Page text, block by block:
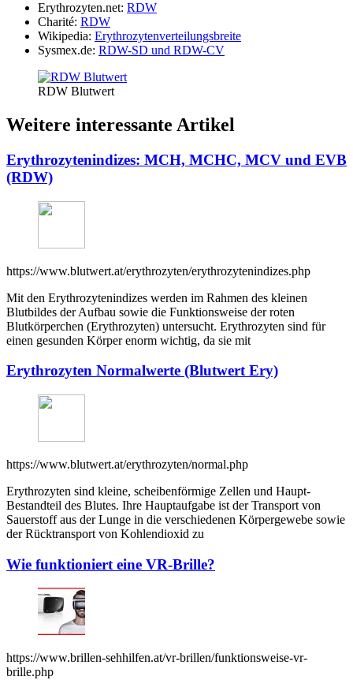
Erythrozyten.net: RDW
Charité: RDW
Wikipedia: Erythrozytenverteilungsbreite
Sysmex.de: RDW-SD und RDW-CV
RDW Blutwert
Weitere interessante Artikel
Erythrozytenindizes: MCH, MCHC, MCV und EVB
(RDW)
https://www.blutwert.at/erythrozyten/erythrozytenindizes.php
Mit den Erythrozytenindizes werden im Rahmen des kleinen
Blutbildes der Aufbau sowie die Funktionsweise der roten
Blutkörperchen (Erythrozyten) untersucht. Erythrozyten sind für
einen gesunden Körper enorm wichtig, da sie mit
Erythrozyten Normalwerte (Blutwert Ery)
https://www.blutwert.at/erythrozyten/normal.php
Erythrozyten sind kleine, scheibenförmige Zellen und Haupt-
Bestandteil des Blutes. Ihre Hauptaufgabe ist der Transport von
Sauerstoff aus der Lunge in die verschiedenen Körpergewebe sowie
der Rücktransport von Kohlendioxid zu
Wie funktioniert eine VR-Brille?
https://www.brillen-sehhilfen.at/vr-brillen/funktionsweise-vr-
brille.php